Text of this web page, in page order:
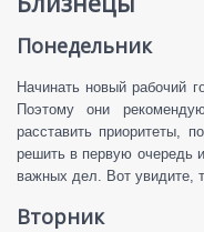
Понедельник
Начинать новый рабочий
Поэтому они
расставить приоритеты,
решить в первую очередь
важных дел. Вот увидите,
Вторник